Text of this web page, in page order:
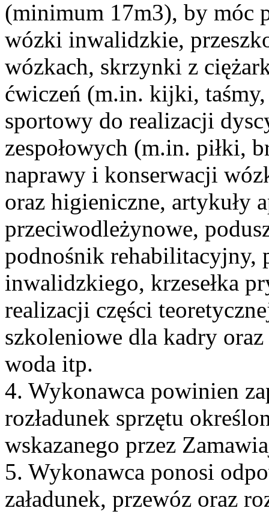
(minimum 17m3), by móc
wózki inwalidzkie,
wózkach, skrzynki z
ćwiczeń (m.in. kijki,
sportowy do realizacji
zespołowych (m.in. piłki,
naprawy i konserwacji
oraz higieniczne, artykuły
przeciwodleżynowe,
podnośnik rehabilitacyjny,
inwalidzkiego, krzesełka
realizacji części
szkoleniowe dla kadry
woda itp.
4. Wykonawca powinien
rozładunek sprzętu
wskazanego przez
5. Wykonawca ponosi
załadunek, przewóz oraz